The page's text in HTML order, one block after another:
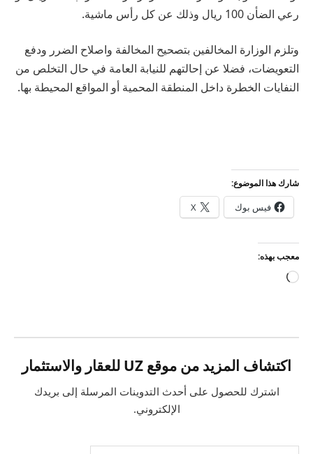
رعي الضأن 100 ريال وذلك عن كل رأس ماشية.
وتلزم الوزارة المخالفين بتصحيح المخالفة واصلاح الضرر ودفع
التعويضات، فضلا عن إحالتهم للنيابة العامة في حال التخلص من
النفايات الخطرة داخل المنطقة المحمية أو المواقع المحيطة بها.
شارك هذا الموضوع:
فيس بوك X
معجب بهذه:
جاري
اكتشاف المزيد من موقع UZ للعقار والاستثمار
اشترك للحصول على أحدث التدوينات المرسلة إلى بريدك
الإلكتروني.
كتابة بريدك الإلكتروني...